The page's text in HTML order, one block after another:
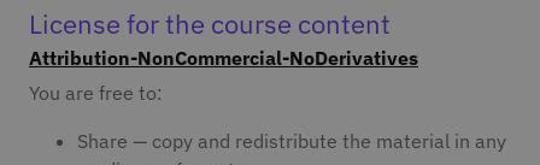
License for the course content
Attribution-NonCommercial-NoDerivatives
You are free to:
Share — copy and redistribute the material in any